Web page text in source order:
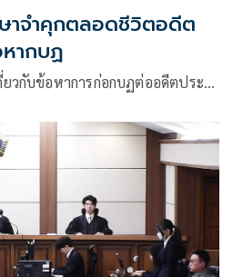
าจำคุกตลอดชีวิตอดีต
ากบฏ
วกับข้อหาการก่อกบฏต่ออดีตประ…